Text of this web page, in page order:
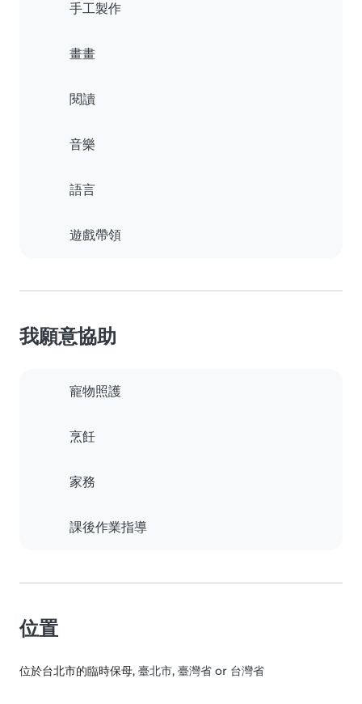
手工製作
畫畫
閱讀
音樂
語言
遊戲帶領
我願意協助
寵物照護
烹飪
家務
課後作業指導
位置
位於台北市的臨時保母, 臺北市, 臺灣省 or 台灣省